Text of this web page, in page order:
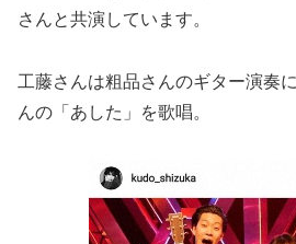
さんと共演しています。
工藤さんは粗品さんのギター演奏
んの「あした」を歌唱。